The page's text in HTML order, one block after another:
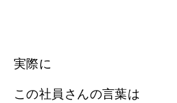
実際に
この社員さんの言葉は